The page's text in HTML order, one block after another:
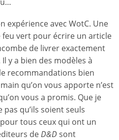
expérience avec WotC. Une
feu vert pour écrire un article
de livrer exactement
y a bien des modèles à
recommandations bien
qu’on vous apporte n’est
vous a promis. Que je
qu’ils soient seuls
pour tous ceux qui ont un
deD&Dsont